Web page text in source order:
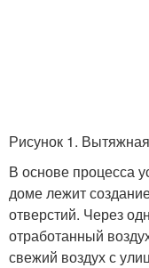
Рисунок 1.
В основе процесса
доме лежит
отверстий. Через
отработанный
свежий воздух с